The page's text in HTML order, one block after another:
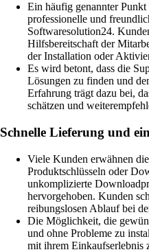
Ein häufig genannter
professionelle und
Softwaresolution24.
Hilfsbereitschaft der
der Installation oder
Es wird betont, dass die
Lösungen zu finden und
Erfahrung trägt dazu bei,
schätzen und
Schnelle Lieferung und
Viele Kunden erwähnen
Produktschlüsseln oder
unkomplizierte
hervorgehoben. Kunden
reibungslosen Ablauf bei
Die Möglichkeit, die
und ohne Probleme zu
mit ihrem Einkaufserlebnis